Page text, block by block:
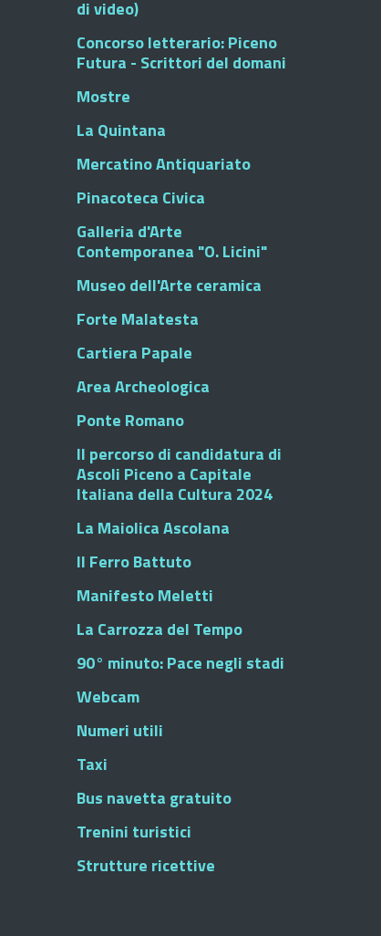
di video)
Concorso letterario: Piceno
Futura - Scrittori del domani
Mostre
La Quintana
Mercatino Antiquariato
Pinacoteca Civica
Galleria d'Arte
Contemporanea "O. Licini"
Museo dell'Arte ceramica
Forte Malatesta
Cartiera Papale
Area Archeologica
Ponte Romano
Il percorso di candidatura di
Ascoli Piceno a Capitale
Italiana della Cultura 2024
La Maiolica Ascolana
Il Ferro Battuto
Manifesto Meletti
La Carrozza del Tempo
90° minuto: Pace negli stadi
Webcam
Numeri utili
Taxi
Bus navetta gratuito
Trenini turistici
Strutture ricettive